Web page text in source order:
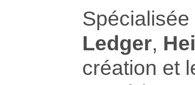
Ledger,
création et